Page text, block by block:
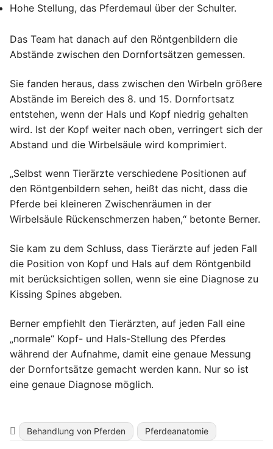
Hohe Stellung, das Pferdemaul über der Schulter.
Das Team hat danach auf den Röntgenbildern die
Abstände zwischen den Dornfortsätzen gemessen.
Sie fanden heraus, dass zwischen den Wirbeln größere
Abstände im Bereich des 8. und 15. Dornfortsatz
entstehen, wenn der Hals und Kopf niedrig gehalten
wird. Ist der Kopf weiter nach oben, verringert sich der
Abstand und die Wirbelsäule wird komprimiert.
„Selbst wenn Tierärzte verschiedene Positionen auf
den Röntgenbildern sehen, heißt das nicht, dass die
Pferde bei kleineren Zwischenräumen in der
Wirbelsäule Rückenschmerzen haben,“ betonte Berner.
Sie kam zu dem Schluss, dass Tierärzte auf jeden Fall
die Position von Kopf und Hals auf dem Röntgenbild
mit berücksichtigen sollen, wenn sie eine Diagnose zu
Kissing Spines abgeben.
Berner empfiehlt den Tierärzten, auf jeden Fall eine
„normale“ Kopf- und Hals-Stellung des Pferdes
während der Aufnahme, damit eine genaue Messung
der Dornfortsätze gemacht werden kann. Nur so ist
eine genaue Diagnose möglich.
Behandlung von Pferden Pferdeanatomie